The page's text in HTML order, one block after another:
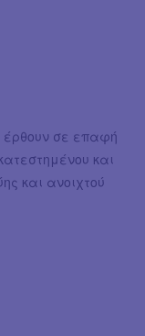
έρθουν σε επαφή
και
και ανοιχτού